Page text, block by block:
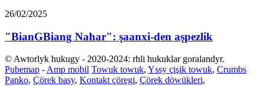
26/02/2025
"BianGBiang Nahar": şaanxi-den aşpezlik
© Awtorlyk hukugy - 2020-2024: rhli hukuklar goralandyr.
Pubemap - Amp mobil Towuk towuk, Yssy çişik towuk, Crumbs
Panko, Çörek basy, Kontakt çöregi, Çörek döwükleri,